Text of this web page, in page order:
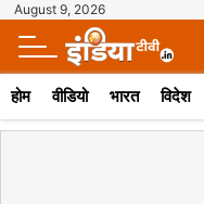
August 9, 2026
होम वीडियो भारत विदेश